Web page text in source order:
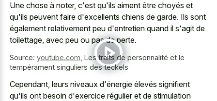
Une chose à noter, c'est qu'ils aiment être choyés et
qu'ils peuvent faire d'excellents chiens de garde. Ils sont
également relativement peu d'entretien quand il s'agit de
toilettage, avec peu ou pas de perte.
Source: youtube.com Les traits de personnalité et le
tempérament singuliers des teckels
Cependant, leurs niveaux d'énergie élevés signifient
qu'ils ont besoin d'exercice régulier et de stimulation